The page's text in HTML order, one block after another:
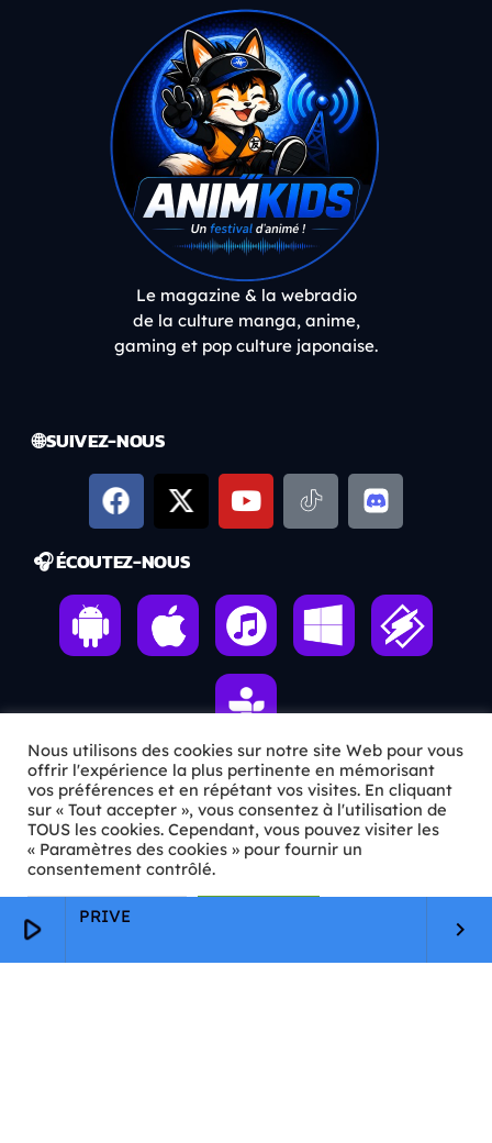
play_arrow PRIVE
keyboard_arrow_right
Le magazine & la webradio
de la culture manga, anime,
gaming et pop culture japonaise.
🌐 SUIVEZ-NOUS
🎧 ÉCOUTEZ-NOUS
ℹ️ INFOS PRATIQUES
✉️Contact
🦊Qui sommes-nous ?
📄
Nous utilisons des cookies sur notre site Web pour vous
offrir l'expérience la plus pertinente en mémorisant
vos préférences et en répétant vos visites. En cliquant
sur « Tout accepter », vous consentez à l'utilisation de
TOUS les cookies. Cependant, vous pouvez visiter les
« Paramètres des cookies » pour fournir un
consentement contrôlé.
Paramètres Cookie